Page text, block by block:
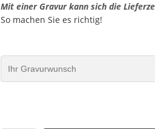
Mit einer Gravur kann sich die
So machen Sie es richtig!